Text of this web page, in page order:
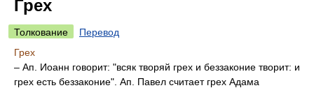
Грех
Толкование
Перевод
Грех
– Ап. Иоанн говорит: "всяк творяй грех и беззаконие творит: и
грех есть беззаконие". Ап. Павел считает грех Адама